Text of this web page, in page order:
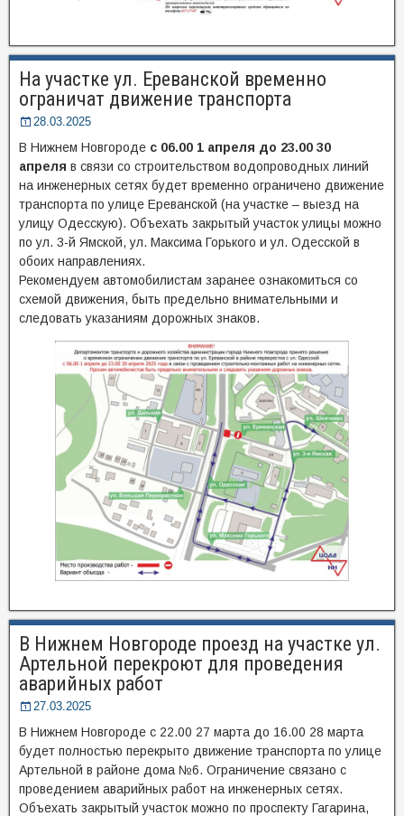
На участке ул. Ереванской временно
ограничат движение транспорта
28.03.2025
В Нижнем Новгороде с 06.00 1 апреля до 23.00 30
апреля в связи со строительством водопроводных линий
на инженерных сетях будет временно ограничено движение
транспорта по улице Ереванской (на участке – выезд на
улицу Одесскую). Объехать закрытый участок улицы можно
по ул. 3-й Ямской, ул. Максима Горького и ул. Одесской в
обоих направлениях.
Рекомендуем автомобилистам заранее ознакомиться со
схемой движения, быть предельно внимательными и
следовать указаниям дорожных знаков.
В Нижнем Новгороде проезд на участке ул.
Артельной перекроют для проведения
аварийных работ
27.03.2025
В Нижнем Новгороде с 22.00 27 марта до 16.00 28 марта
будет полностью перекрыто движение транспорта по улице
Артельной в районе дома №6. Ограничение связано с
проведением аварийных работ на инженерных сетях.
Объехать закрытый участок можно по проспекту Гагарина,